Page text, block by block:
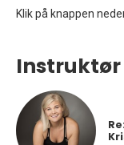
Klik på knappen
Instruktør